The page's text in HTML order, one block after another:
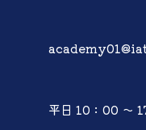
平日 10：00 ～